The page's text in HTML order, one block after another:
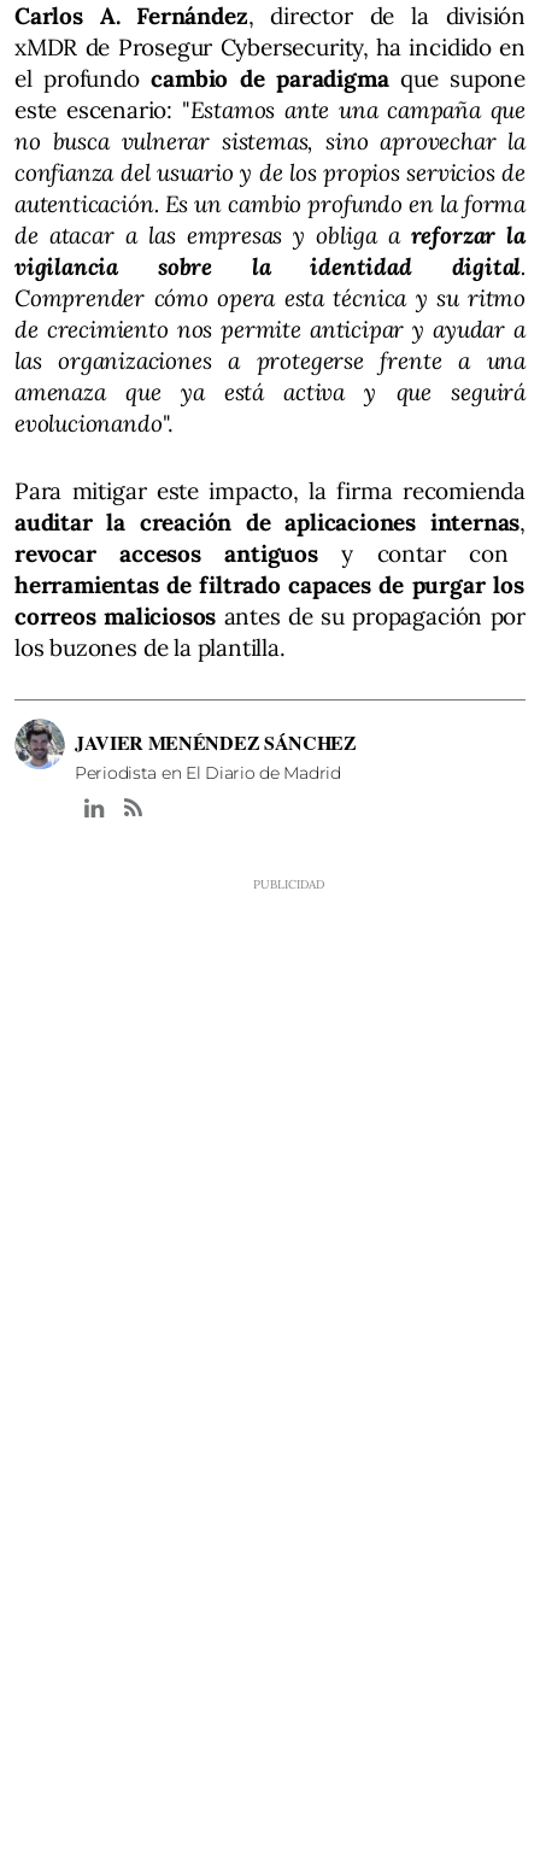
Carlos A. Fernández, director de la división
xMDR de Prosegur Cybersecurity, ha incidido en
el profundocambio de paradigmaque supone
este escenario: "Estamos ante una campaña que
no busca vulnerar sistemas, sino aprovechar la
confianza del usuario y de los propios servicios de
autenticación. Es un cambio profundo en la forma
de atacar a las empresas y obliga a reforzar la
vigilancia sobre la identidad digital.
Comprender cómo opera esta técnica y su ritmo
de crecimiento nos permite anticipar y ayudar a
las organizaciones a protegerse frente a una
amenaza que ya está activa y que seguirá
evolucionando".
Para mitigar este impacto, la firma recomienda
auditar la creación de aplicaciones internas,
revocar accesos antiguosy contar con
herramientas de filtrado capaces de purgar los
correos maliciosos antes de su propagación por
los buzones de la plantilla.
JAVIER MENÉNDEZ SÁNCHEZ
Periodista en El Diario de Madrid